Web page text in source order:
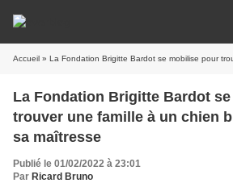
Accueil » La Fondation Brigitte Bardot se mobilise pour trouver une famille à
La Fondation Brigitte Bardot
trouver une famille à un chien
sa maîtresse
Publié le 01/02/2022 à 23:01
Par Ricard Bruno